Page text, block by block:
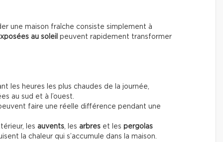
une maison fraîche consiste simplement à
au soleil peuvent rapidement transformer
les heures les plus chaudes de la journée,
au sud et à l’ouest.
faire une réelle différence pendant une
les auvents , les arbres et les pergolas
la chaleur qui s’accumule dans la maison.